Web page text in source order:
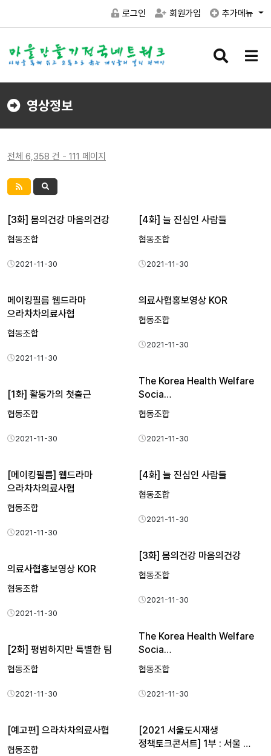
로그인 회원가입 추가메뉴
검
버
메
버
영상정보
전체 6,358 건 - 111 페이지
[3화] 몸의건강 마음의건강
협동조합
2021-11-30
[4화] 늘 진심인 사람들
협동조합
2021-11-30
메이킹필름 웹드라마
으라차차의료사협
협동조합
2021-11-30
의료사협홍보영상 KOR
협동조합
2021-11-30
The Korea Health Welfare
Socia…
협동조합
2021-11-30
[1화] 활동가의 첫출근
협동조합
2021-11-30
[메이킹필름] 웹드라마
으라차차의료사협
협동조합
2021-11-30
[4화] 늘 진심인 사람들
협동조합
2021-11-30
[3화] 몸의건강 마음의건강
협동조합
2021-11-30
의료사협홍보영상 KOR
협동조합
2021-11-30
The Korea Health Welfare
Socia…
협동조합
2021-11-30
[2화] 평범하지만 특별한 팀
협동조합
2021-11-30
[예고편] 으라차차의료사협
협동조합
[2021 서울도시재생
정책토크콘서트] 1부 : 서울 …